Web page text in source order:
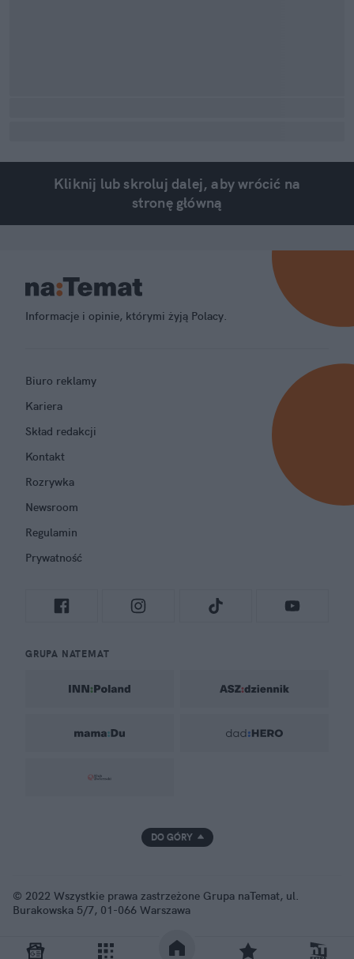
Kliknij lub skroluj dalej, aby wrócić na
stronę główną
Informacje i opinie, którymi żyją Polacy.
Biuro reklamy
Kariera
Skład redakcji
Kontakt
Rozrywka
Newsroom
Regulamin
Prywatność
GRUPA NATEMAT
DO GÓRY
© 2022 Wszystkie prawa zastrzeżone Grupa naTemat, ul.
Burakowska 5/7, 01-066 Warszawa